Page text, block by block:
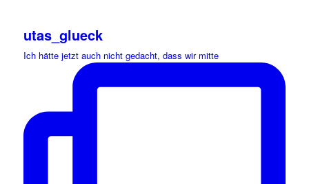
utas_glueck
Ich hätte jetzt auch nicht gedacht, dass wir mitte